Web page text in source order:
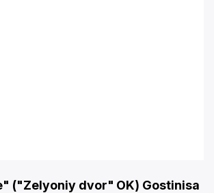
("Zelyoniy dvor" OK) Gostinisa